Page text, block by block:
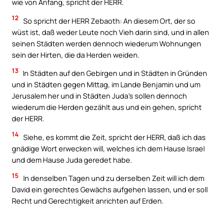
12 So spricht der HERR Zebaoth: An diesem Ort, der so
wüst ist, daß weder Leute noch Vieh darin sind, und in allen
seinen Städten werden dennoch wiederum Wohnungen
sein der Hirten, die da Herden weiden.
13 In Städten auf den Gebirgen und in Städten in Gründen
und in Städten gegen Mittag, im Lande Benjamin und um
Jerusalem her und in Städten Juda’s sollen dennoch
wiederum die Herden gezählt aus und ein gehen, spricht
der HERR.
14 Siehe, es kommt die Zeit, spricht der HERR, daß ich das
gnädige Wort erwecken will, welches ich dem Hause Israel
und dem Hause Juda geredet habe.
15
In denselben Tagen und zu derselben Zeit will ich dem
David ein gerechtes Gewächs aufgehen lassen, und er soll
Recht und Gerechtigkeit anrichten auf Erden.